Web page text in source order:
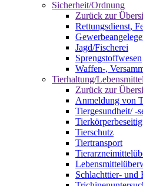
Sicherheit/Ordnung
Zurück zur
Rettungsdienst,
Jagd/Fischerei
Sprengstoffwesen
Waffen-,
Tierhaltung/Lebensmittel
Zurück zur
Anmeldung von
Tiergesundheit/ -
Tierschutz
Tiertransport
Schlachttier- und